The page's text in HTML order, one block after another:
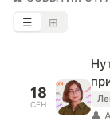
☰ ⊞
18
СЕН
👤